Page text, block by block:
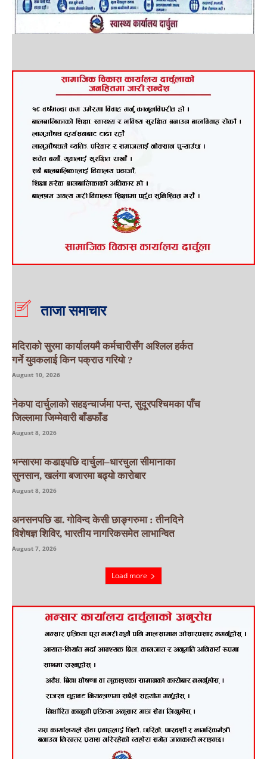
ताजा समाचार
मदिराको सुरमा कार्यालयमै कर्मचारीसँग अश्लिल हर्कत
गर्ने युवकलाई किन पक्राउ गरियाे ?
August 10, 2026
नेकपा दार्चुलाको सहइन्चार्जमा पन्त, सुदूरपश्चिमका पाँच
जिल्लामा जिम्मेवारी बाँडफाँड
August 8, 2026
भन्सारमा कडाइपछि दार्चुला–धारचुला सीमानाका
सुनसान, खलंगा बजारमा बढ्यो कारोबार
August 8, 2026
अनसनपछि डा. गोविन्द केसी छाङ्गरुमा : तीनदिने
विशेषज्ञ शिविर, भारतीय नागरिकसमेत लाभान्वित
August 7, 2026
Load more